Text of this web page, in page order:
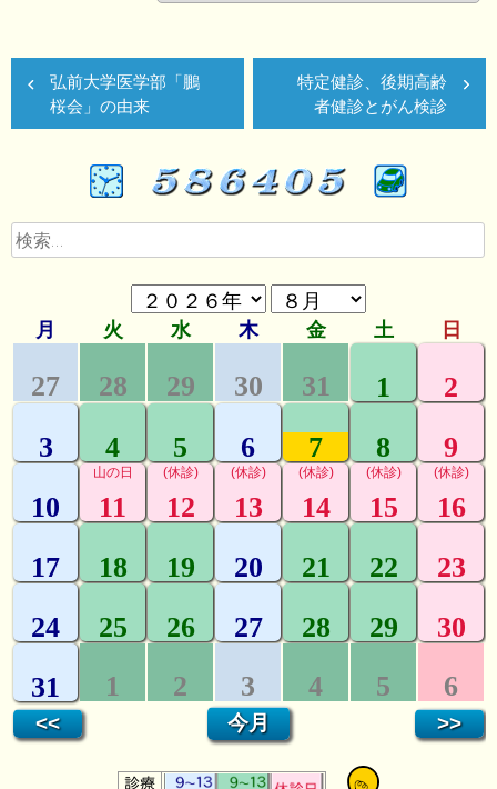
投
稿
ナ
ゲ
ー
ョ
ン
弘前大学医学部「鵬
桜会」の由来
特定健診、後期高齢
者健診とがん検診
検
索: